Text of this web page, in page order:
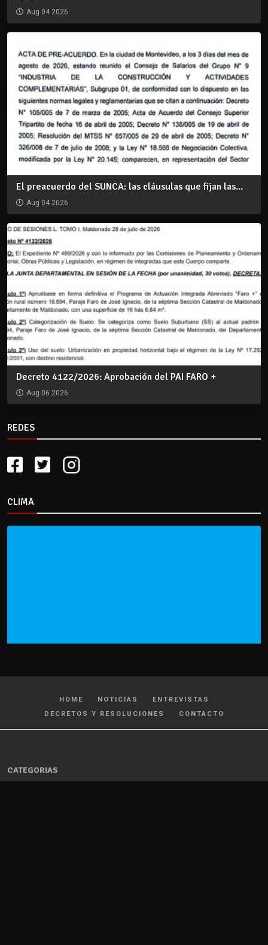
Aug 04 2026
El preacuerdo del SUNCA: las cláusulas que fijan las...
Aug 04 2026
Decreto 4122/2026: Aprobación del PAI FARO +
Aug 06 2026
REDES
CLIMA
HOME NOTICIAS
ENTREVISTAS
DECRETOS Y RESOLUCIONES
CONTACTO
CATEGORIAS